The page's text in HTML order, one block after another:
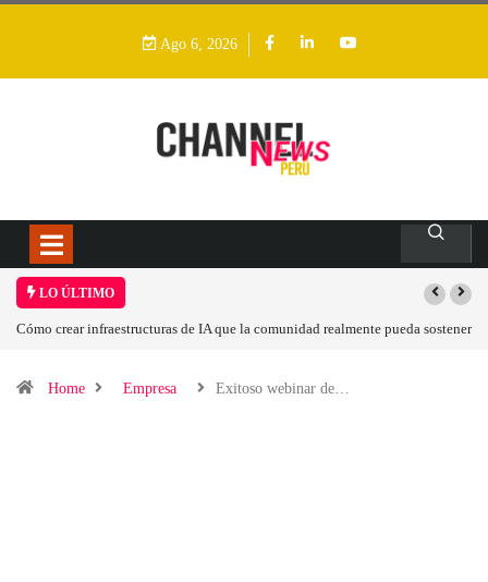
Ago 6, 2026
LO ÚLTIMO
Cómo crear infraestructuras de IA que la comunidad realmente pueda sostener
Home Empresa Exitoso webinar de…